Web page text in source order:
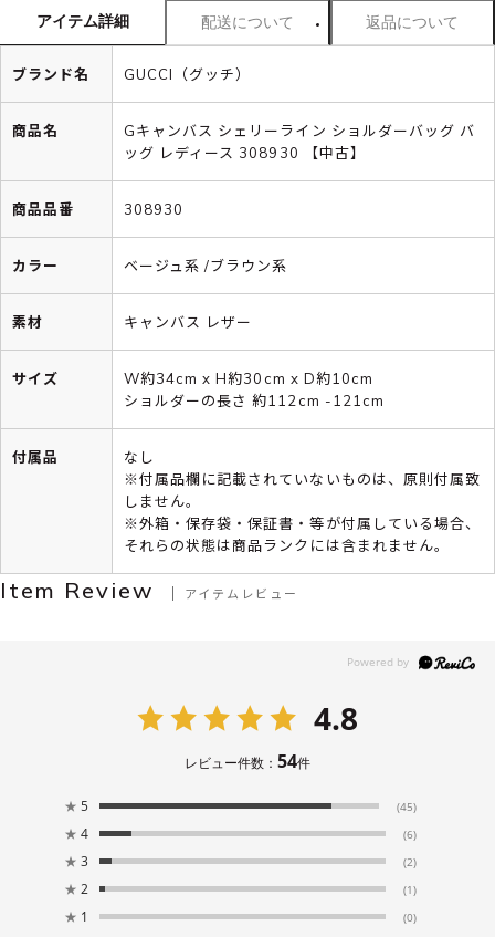
アイテム詳細 配送について 返品について
ブランド名 GUCCI（グッチ）
商品名
Gキャンバス シェリーライン ショルダーバッグ バ
ッグ レディース 308930 【中古】
商品品番 308930
カラー ベージュ系 /ブラウン系
素材 キャンバス レザー
サイズ
W約34cm x H約30cm x D約10cm
ショルダーの長さ 約112cm -121cm
付属品
なし
※付属品欄に記載されていないものは、原則付属致
しません。
※外箱・保存袋・保証書・等が付属している場合、
それらの状態は商品ランクには含まれません。
Item Review アイテムレビュー
4.8
レビュー件数： 54件
★ 5 (45)
★ 4 (6)
★ 3 (2)
★ 2 (1)
★ 1 (0)